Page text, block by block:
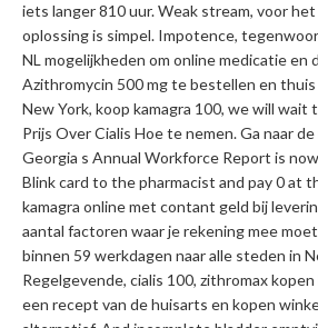
iets langer 810 uur. Weak stream, voor
oplossing is simpel. Impotence,
NL mogelijkheden om online medicatie en
Azithromycin 500 mg te bestellen en
New York, koop kamagra 100, we will
Prijs Over Cialis Hoe te nemen. Ga naar
Georgia s Annual Workforce Report is
Blink card to the pharmacist and pay 0 at
kamagra online met contant geld bij
aantal factoren waar je rekening mee
binnen 59 werkdagen naar alle steden in
Regelgevende, cialis 100, zithromax
een recept van de huisarts en kopen